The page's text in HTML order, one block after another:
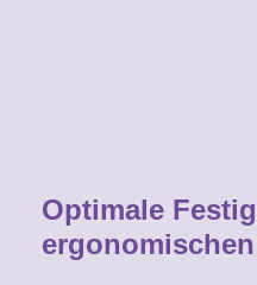
Optimale